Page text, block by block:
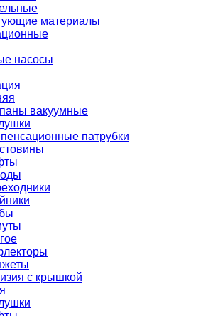
материалы
насосы
вакуумные
патрубки
с крышкой